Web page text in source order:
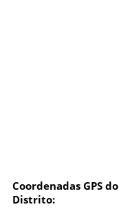
Coordenadas GPS do
Distrito: